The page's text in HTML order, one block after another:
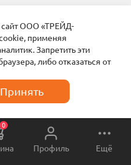
сайт ООО «ТРЕЙД-
применяя
Запретить эти
либо отказаться от
Принять
0
Профиль Ещё